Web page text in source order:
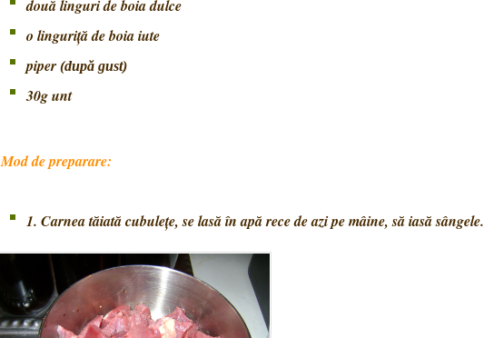
două linguri de boia dulce
o linguriţă de boia iute
piper (după gust)
30g unt
Mod de preparare:
1. Carnea tăiată cubulețe, se lasă în apă rece de azi pe mâine, să iasă sângele.